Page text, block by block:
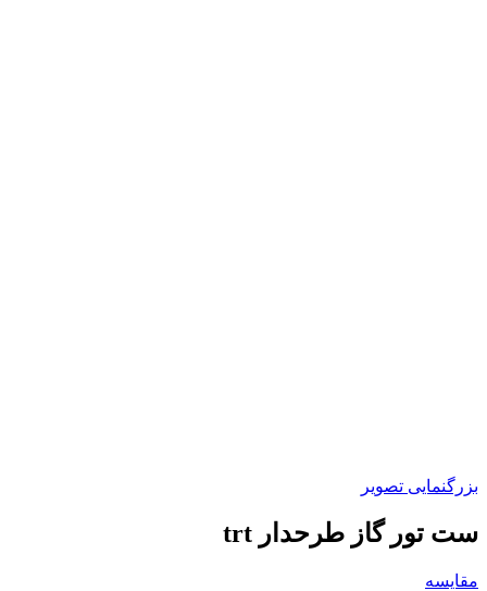
بزرگنمایی تصویر
ست تور گاز طرحدار trt
مقایسه